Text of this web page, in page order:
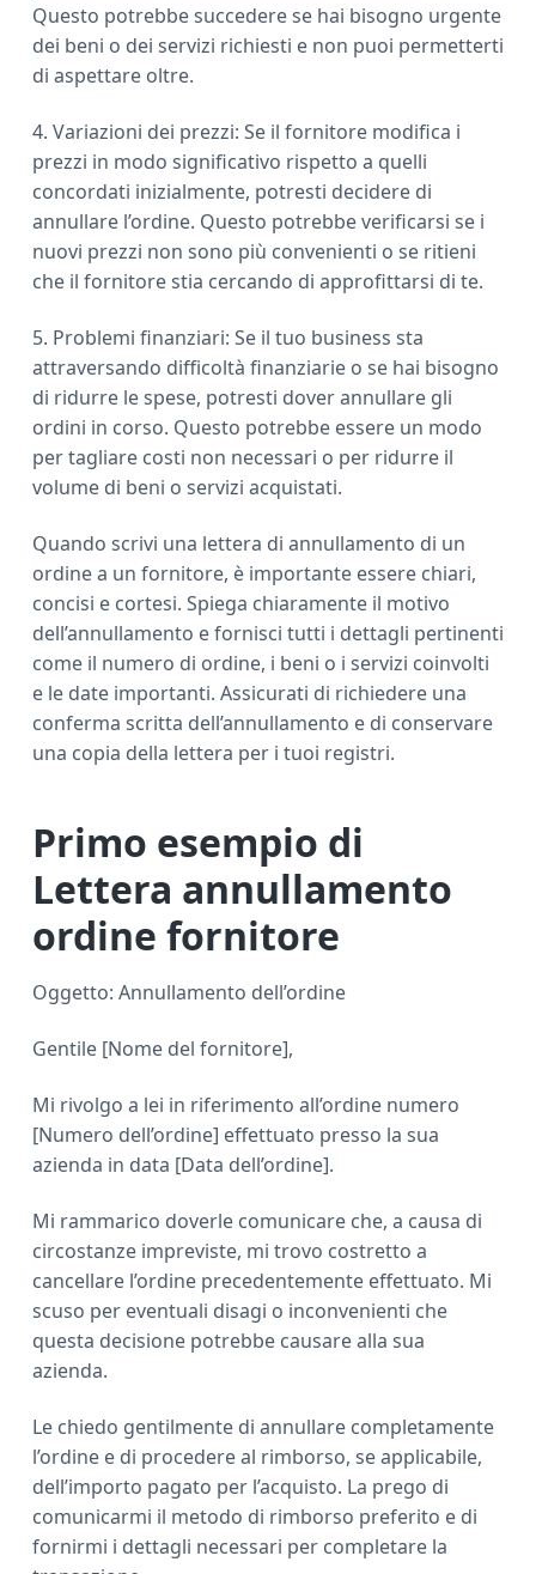
Questo potrebbe succedere se hai bisogno urgente
dei beni o dei servizi richiesti e non puoi permetterti
di aspettare oltre.
4. Variazioni dei prezzi: Se il fornitore modifica i
prezzi in modo significativo rispetto a quelli
concordati inizialmente, potresti decidere di
annullare l’ordine. Questo potrebbe verificarsi se i
nuovi prezzi non sono più convenienti o se ritieni
che il fornitore stia cercando di approfittarsi di te.
5. Problemi finanziari: Se il tuo business sta
attraversando difficoltà finanziarie o se hai bisogno
di ridurre le spese, potresti dover annullare gli
ordini in corso. Questo potrebbe essere un modo
per tagliare costi non necessari o per ridurre il
volume di beni o servizi acquistati.
Quando scrivi una lettera di annullamento di un
ordine a un fornitore, è importante essere chiari,
concisi e cortesi. Spiega chiaramente il motivo
dell’annullamento e fornisci tutti i dettagli pertinenti
come il numero di ordine, i beni o i servizi coinvolti
e le date importanti. Assicurati di richiedere una
conferma scritta dell’annullamento e di conservare
una copia della lettera per i tuoi registri.
Primo esempio di
Lettera annullamento
ordine fornitore
Oggetto: Annullamento dell’ordine
Gentile [Nome del fornitore],
Mi rivolgo a lei in riferimento all’ordine numero
[Numero dell’ordine] effettuato presso la sua
azienda in data [Data dell’ordine].
Mi rammarico doverle comunicare che, a causa di
circostanze impreviste, mi trovo costretto a
cancellare l’ordine precedentemente effettuato. Mi
scuso per eventuali disagi o inconvenienti che
questa decisione potrebbe causare alla sua
azienda.
Le chiedo gentilmente di annullare completamente
l’ordine e di procedere al rimborso, se applicabile,
dell’importo pagato per l’acquisto. La prego di
comunicarmi il metodo di rimborso preferito e di
fornirmi i dettagli necessari per completare la